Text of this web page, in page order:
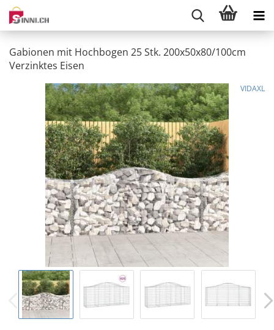
Gabionen mit Hochbogen 25 Stk. 200x50x80/100cm
Verzinktes Eisen
VIDAXL